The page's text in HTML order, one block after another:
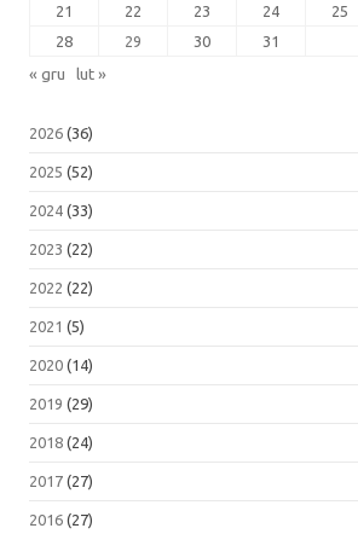
21
22 23 24 25
28
29 30 31
« gru lut »
2026 (36)
2025 (52)
2024 (33)
2023 (22)
2022 (22)
2021 (5)
2020 (14)
2019 (29)
2018 (24)
2017 (27)
2016 (27)